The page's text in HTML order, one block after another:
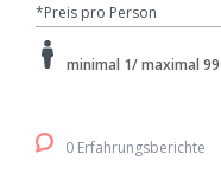
*Preis pro Person
minimal 1/ maximal 99
0 Erfahrungsberichte